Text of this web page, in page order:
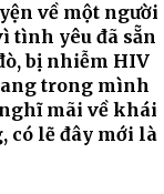
về một người
tình yêu đã sẵn
bị nhiễm HIV
trong mình
mãi về khái
có lẽ đây mới là